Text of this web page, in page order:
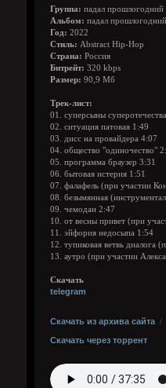
Группа: падал прошлогодний
Альбом: падал
Год: 2022
Стиль: Abstract Hip-Hop
Страна: Россия
Битрейт: 320 kbps
Размер: 90,9 Мб
Трек-лист:
01. суперсыны
02. ситуация патовая 1:49
03. дисс на провайдера 4:07
04. общество "одиночество"
05. программа браузер 3:31
06. бытовая истерия 1:51
07. фалафель (при участии
08. безымянная
09. чемодан 2:47
10. от весны привет (при
11. эйфория недосыпа 1:54
12. тупиковая ветвь
13. аутро (при участии
Скачать
telegram
Скачать из архива сайта /
Скачать через торрент